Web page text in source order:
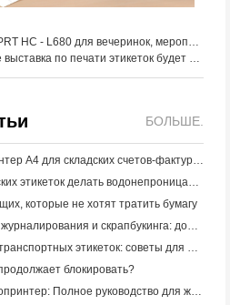
- L680 для вечеринок, мероприятий и отелей
этикеток будет представлена в течение следующих шести месяцев
БОЛЬШЕ.
Вам нужен портативный принтер A4 для складских счетов-фактур? Что действительно работает
Могут ли принтеры термических этикеток делать водонепроницаемые этикетки для продуктов малого бизнеса?
которые не хотят тратить бумагу
Лучший цветовый ярлык для журналирования и скрапбукинга: добавьте больше цвета на каждую страницу
Ручнописьмо против печати транспортных этикеток: советы для малого бизнеса в 2026 году
блокировать?
Как выбрать карманный фотопринтер: Полное руководство для журналистов, путешественников и пользователей iPhone